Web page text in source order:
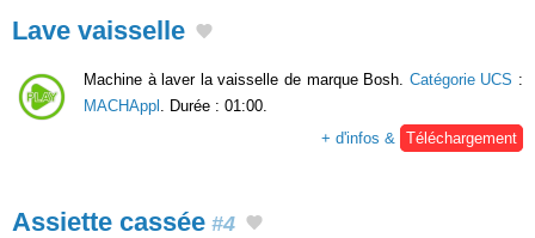
Lave vaisselle
Machine à laver la vaisselle de marque Bosh. Catégorie UCS :
MACHAppl
. Durée : 01:00.
+ d'infos &
Téléchargement
Assiette cassée #4